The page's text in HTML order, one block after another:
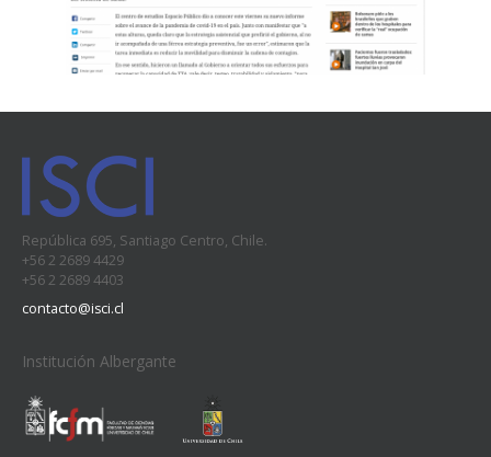
República 695, Santiago Centro, Chile.
+56 2 2689 4429
+56 2 2689 4403
contacto@isci.cl
Institución Albergante